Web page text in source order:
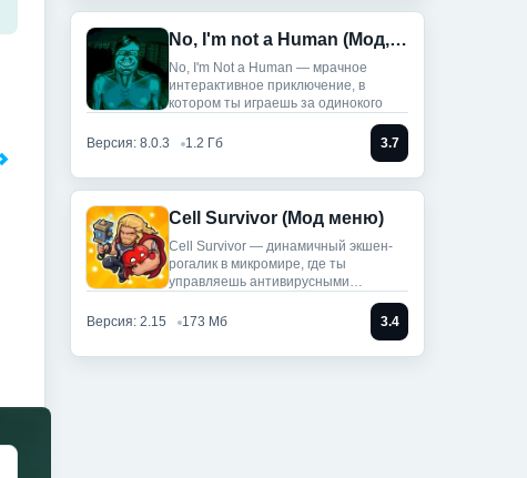
No, I'm not a Human (Мод, Unlocked)
No, I'm Not a Human — мрачное
интерактивное приключение, в
котором ты играешь за одинокого
Версия: 8.0.3 1.2 Гб 3.7
Cell Survivor (Мод меню)
Cell Survivor — динамичный экшен-
рогалик в микромире, где ты
управляешь антивирусными
Версия: 2.15
173 Мб 3.4